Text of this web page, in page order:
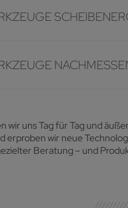
wir uns Tag für Tag und
erproben wir neue
Beratung – und